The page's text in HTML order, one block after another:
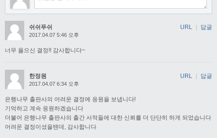
쉬쉬푸쉬
2017.04.07 5:46 오후
너무 옳으신 결정!! 감사합니다~
URL | 답글
한정원
2017.04.07 6:34 오후
은행나무 출판사의 어려운 결정에 응원을 보냅니다!
기억하고 계속 응원하겠습니다
더불어 은행나무 출판사의 출간 서적들에 대한 신뢰를 더 단단히 하게 되었습니다
어려운 결정이셨을텐데, 감사합니다
URL | 답글